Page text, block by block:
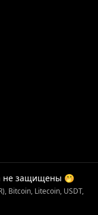
не защищены 🤭
Bitcoin, Litecoin, USDT,